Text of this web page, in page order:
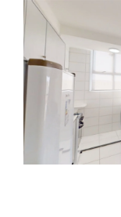
Alto